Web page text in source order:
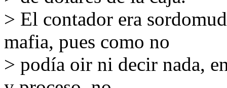
> El contador era
mafia, pues como no
> podía oir ni decir nada,